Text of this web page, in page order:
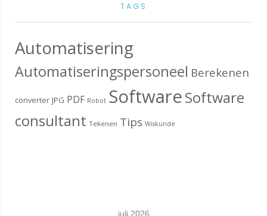
TAGS
Automatisering
Automatiseringspersoneel Berekenen
converter JPG PDF Robot SoftwareSoftware
consultant Tekenen Tips Wiskunde
juli 2026